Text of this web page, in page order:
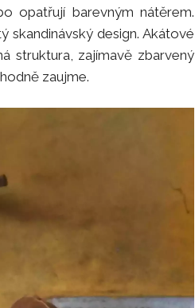
opatřují barevným nátěrem.
skandinávský design. Akátové
struktura, zajímavě zbarvený
zaujme.